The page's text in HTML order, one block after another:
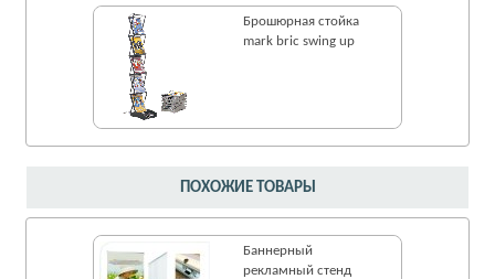
ПОХОЖИЕ ТОВАРЫ
Баннерный
рекламный стенд
Брошюрная стойка
mark bric swing up